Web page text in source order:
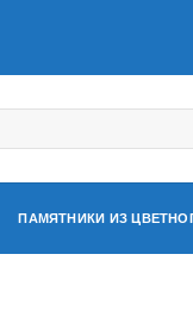
ПАМЯТНИКИ ИЗ